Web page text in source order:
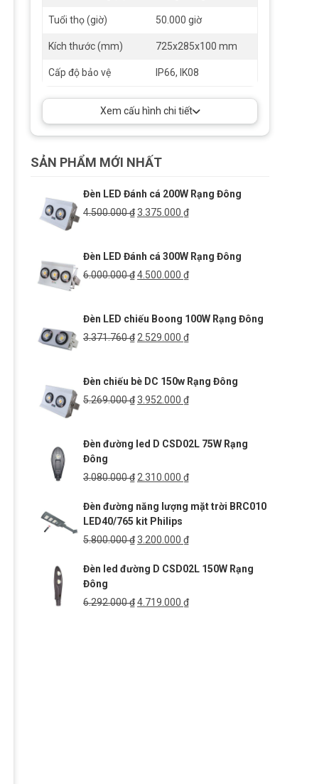
Tuổi thọ (giờ) 50.000 giờ
Kích thước (mm) 725x285x100 mm
Cấp độ bảo vệ IP66, IK08
Xem cấu hình chi tiết
SẢN PHẨM MỚI NHẤT
Đèn LED Đánh cá 200W Rạng Đông
4.500.000₫Giá
4.500.000 ₫.
3.375.000 ₫Giá
là:
3.375.000 ₫.
Đèn LED Đánh cá 300W Rạng Đông
6.000.000₫Giá
6.000.000 ₫.
4.500.000 ₫Giá
là:
4.500.000 ₫.
Đèn LED chiếu Boong 100W Rạng Đông
3.371.760₫ Giá
3.371.760 ₫.
2.529.000 ₫Giá
là:
2.529.000 ₫.
Đèn chiếu bè DC 150w Rạng Đông
5.269.000₫Giá
5.269.000 ₫.
3.952.000 ₫Giá
là:
Đèn đường led D CSD02L 75W Rạng
Đông
3.080.000₫ Giá
là:
3.080.000 ₫.
2.310.000 ₫Giá
tại
2.310.000 ₫.
Đèn đường năng lượng mặt trời BRC010
LED40/765 kit Philips
5.800.000₫Giá
là:
3.200.000 ₫Giá
tại
3.200.000 ₫.
Đèn led đường D CSD02L 150W Rạng
Đông
6.292.000₫Giá
4.719.000 ₫Giá